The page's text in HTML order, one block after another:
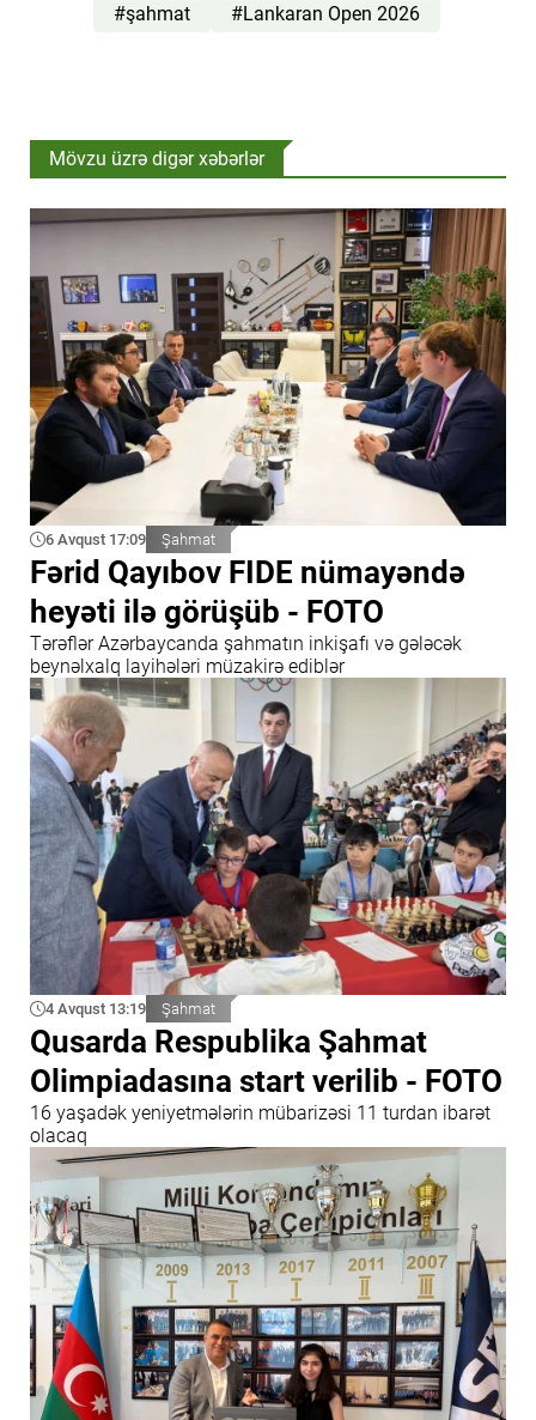
#şahmat #Lankaran Open 2026
Mövzu üzrə digər xəbərlər
6 Avqust 17:09 Şahmat
Fərid Qayıbov FIDE nümayəndə
heyəti ilə görüşüb - FOTO
Tərəflər Azərbaycanda şahmatın inkişafı və gələcək
beynəlxalq layihələri müzakirə ediblər
4 Avqust 13:19 Şahmat
Qusarda Respublika Şahmat
Olimpiadasına start verilib - FOTO
16 yaşadək yeniyetmələrin mübarizəsi 11 turdan ibarət
olacaq